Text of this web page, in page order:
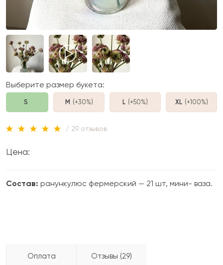
Выберите размер букета:
S M (+30%) L (+50%) XL (+100%)
/ 29 отзывов
Цена:
Состав: ранункулюс фермерский — 21 шт, мини- ваза.
Оплата Отзывы (29)